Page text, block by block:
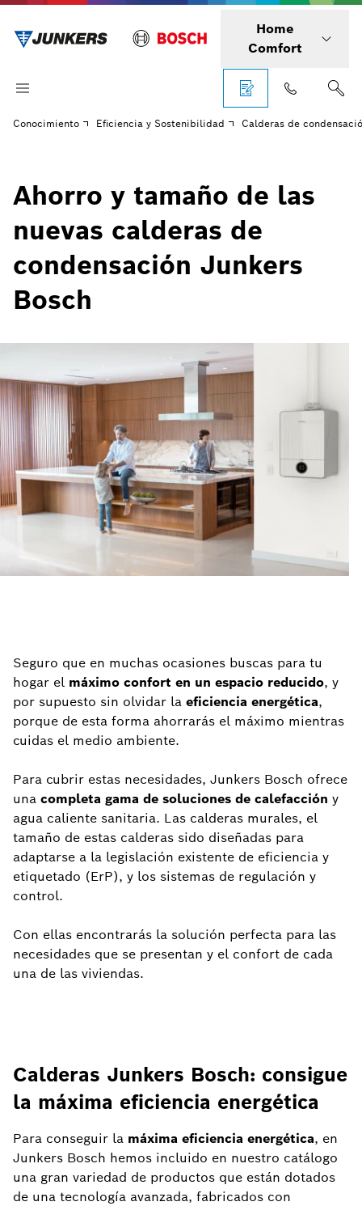
Home
Comfort
Conocimiento Eficiencia y Sostenibilidad Calderas de
Ahorro y tamaño de las
nuevas calderas de
condensación Junkers
Bosch
Seguro que en muchas ocasiones buscas para tu
hogar el máximo confort en un espacio reducido, y
por supuesto sin olvidar la eficiencia energética,
porque de esta forma ahorrarás el máximo mientras
cuidas el medio ambiente.
Para cubrir estas necesidades, Junkers Bosch ofrece
una completa gama de soluciones de calefacción y
agua caliente sanitaria. Las calderas murales, el
tamaño de estas calderas sido diseñadas para
adaptarse a la legislación existente de eficiencia y
etiquetado (ErP), y los sistemas de regulación y
control.
Con ellas encontrarás la solución perfecta para las
necesidades que se presentan y el confort de cada
una de las viviendas.
Calderas Junkers Bosch: consigue
la máxima eficiencia energética
Para conseguir la máxima eficiencia energética, en
Junkers Bosch hemos incluido en nuestro catálogo
una gran variedad de productos que están dotados
de una tecnología avanzada, fabricados con